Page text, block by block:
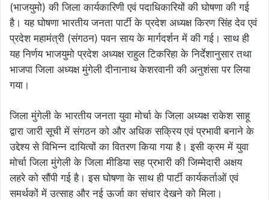
(भाजयुमो) की जिला कार्यकारिणी एवं पदाधिकारियों की घोषणा की गई
है। यह घोषणा भारतीय जनता पार्टी के प्रदेश अध्यक्ष किरण सिंह देव एवं
प्रदेश महामंत्री (संगठन) पवन साय के मार्गदर्शन में की गई। साथ ही
यह निर्णय भाजयुमो प्रदेश अध्यक्ष राहुल टिकरिहा के निर्देशानुसार तथा
भाजपा जिला अध्यक्ष मुंगेली दीनानाथ केशरवानी की अनुशंसा पर लिया
गया।
जिला मुंगेली के भारतीय जनता युवा मोर्चा के जिला अध्यक्ष राकेश साहू
द्वारा जारी सूची में संगठन को और अधिक सक्रिय एवं प्रभावी बनाने के
उद्देश्य से विभिन्न दायित्वों का वितरण किया गया है। इसी क्रम में युवा
मोर्चा जिला मुंगेली के जिला मीडिया सह प्रभारी की जिम्मेदारी अक्षय
लहरे को सौंपी गई है। इस घोषणा के साथ ही पार्टी कार्यकर्ताओं एवं
समर्थकों में उत्साह और नई ऊर्जा का संचार देखने को मिला।